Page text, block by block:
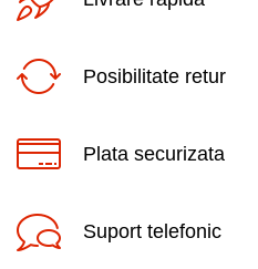
Posibilitate retur
Plata securizata
Suport telefonic